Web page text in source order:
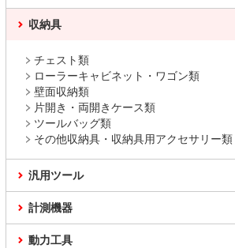
収納具
チェスト類
ローラーキャビネット・ワゴン類
壁面収納類
片開き・両開きケース類
ツールバッグ類
その他収納具・収納具用アクセサリー類
汎用ツール
計測機器
動力工具